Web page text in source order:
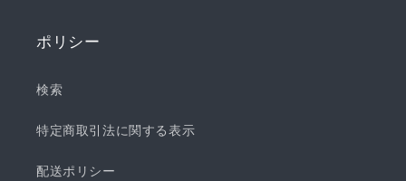
ポリシー
検索
特定商取引法に関する表示
配送ポリシー